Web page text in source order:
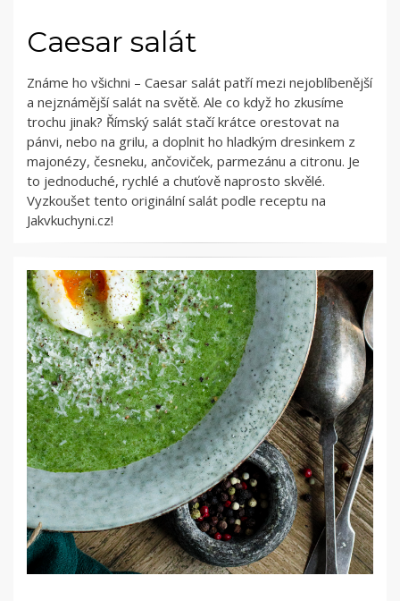
Caesar salát
Známe ho všichni – Caesar salát patří mezi nejoblíbenější
a nejznámější salát na světě. Ale co když ho zkusíme
trochu jinak? Římský salát stačí krátce orestovat na
pánvi, nebo na grilu, a doplnit ho hladkým dresinkem z
majonézy, česneku, ančoviček, parmezánu a citronu. Je
to jednoduché, rychlé a chuťově naprosto skvělé.
Vyzkoušet tento originální salát podle receptu na
Jakvkuchyni.cz!